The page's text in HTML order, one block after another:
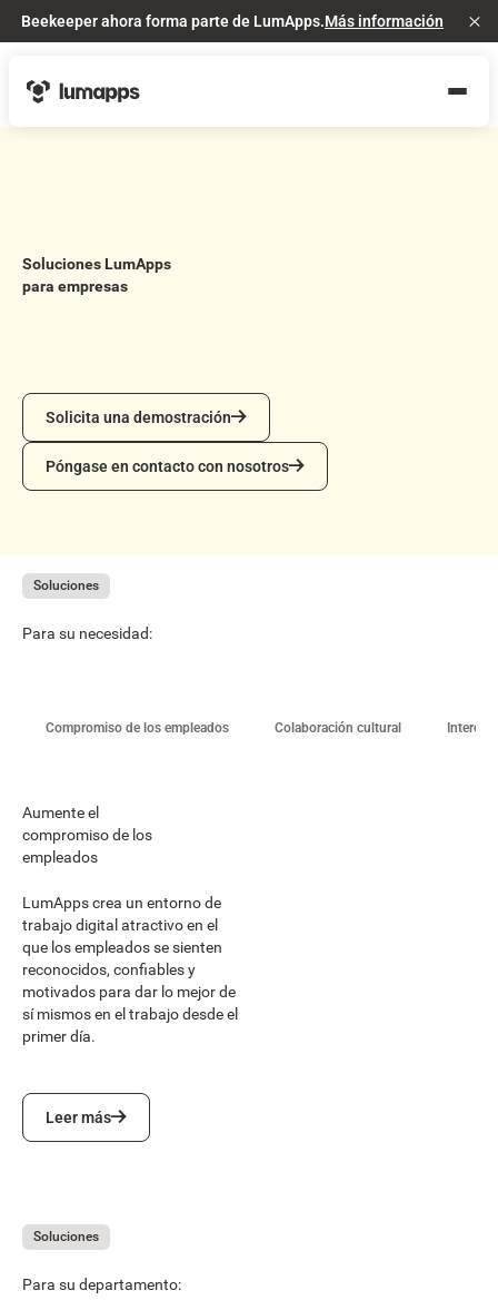
Beekeeper ahora forma parte de LumApps.Más información
Soluciones LumApps
para empresas
Solicita una demostración
Solicita una demostración
Póngase en contacto con nosotros
Póngase en contacto con nosotros
Soluciones
Para su necesidad:
Compromiso de los empleados Colaboración cultural
Aumente el
compromiso de los
empleados‍
LumApps crea un entorno de
trabajo digital atractivo en el
que los empleados se sienten
reconocidos, confiables y
motivados para dar lo mejor de
sí mismos en el trabajo desde el
primer día.
Leer más
Leer más
Soluciones
Para su departamento: